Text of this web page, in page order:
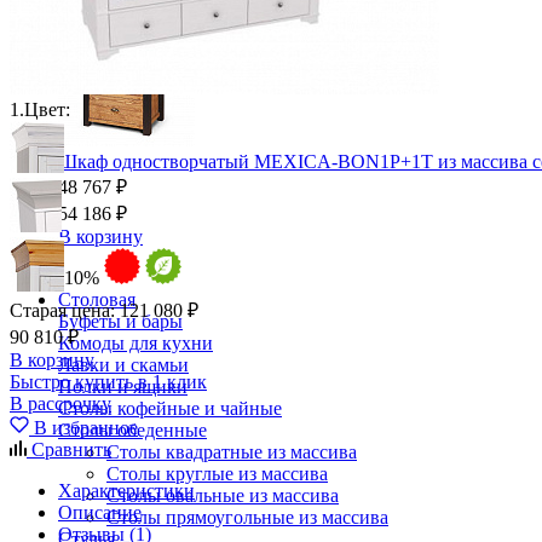
Шкаф одностворчатый MEXICA-BON1P+1T из массива
48 767 ₽
54 186 ₽
В корзину
-10%
Столовая
Буфеты и бары
Комоды для кухни
Лавки и скамьи
Полки и ящики
Столы кофейные и чайные
Столы обеденные
Столы квадратные из массива
Столы круглые из массива
Столы овальные из массива
Столы прямоугольные из массива
1.Цвет:
Старая цена:121 080 ₽
90 810 ₽
В корзину
Быстро купить в 1 клик
В рассрочку
В избранное
Сравнить
Характеристики
Описание
Отзывы (1)